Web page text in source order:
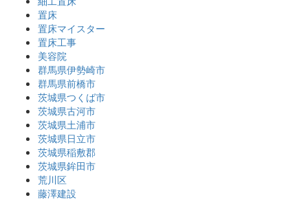
置床
置床マイスター
置床工事
美容院
群馬県伊勢崎市
群馬県前橋市
茨城県つくば市
茨城県古河市
茨城県土浦市
茨城県日立市
茨城県稲敷郡
茨城県鉾田市
荒川区
藤澤建設